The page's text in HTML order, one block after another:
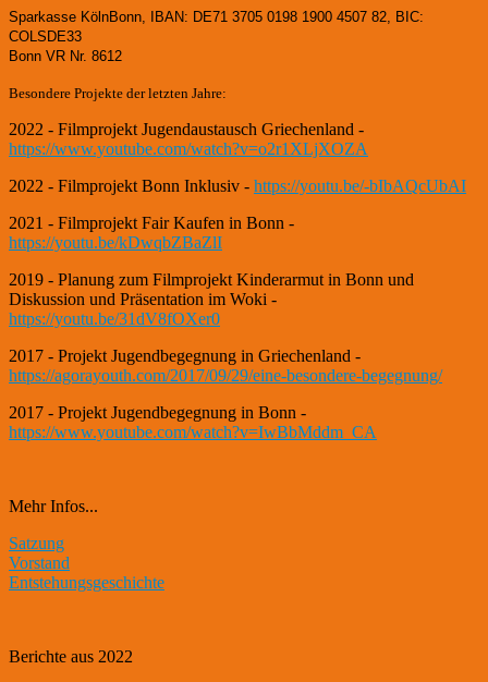
Sparkasse KölnBonn, IBAN: DE71 3705 0198 1900 4507 82, BIC:
COLSDE33
Bonn VR Nr. 8612
Besondere Projekte der letzten Jahre:
2022 - Filmprojekt Jugendaustausch Griechenland -
https://www.youtube.com/watch?v=o2r1XLjXOZA
2022 - Filmprojekt Bonn Inklusiv - https://youtu.be/-bIbAQcUbAI
2021 - Filmprojekt Fair Kaufen in Bonn -
https://youtu.be/kDwqbZBaZlI
2019 - Planung zum Filmprojekt Kinderarmut in Bonn und
Diskussion und Präsentation im Woki -
https://youtu.be/31dV8fOXer0
2017 - Projekt Jugendbegegnung in Griechenland -
https://agorayouth.com/2017/09/29/eine-besondere-begegnung/
2017 - Projekt Jugendbegegnung in Bonn -
https://www.youtube.com/watch?v=IwBbMddm_CA
Mehr Infos...
Satzung
Vorstand
Entstehungsgeschichte
Berichte aus 2022